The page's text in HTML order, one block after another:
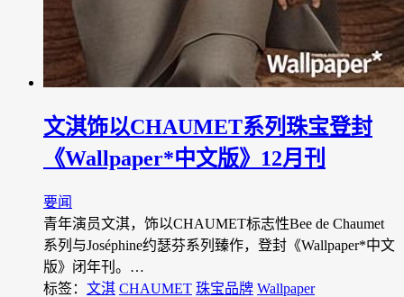
文淇饰以CHAUMET系列珠宝登封
《Wallpaper*中文版》12月刊
要闻
青年演员文淇，饰以CHAUMET标志性Bee de Chaumet
系列与Joséphine约瑟芬系列臻作，登封《Wallpaper*中文
版》闭年刊。…
标签： 文淇 CHAUMET 珠宝品牌 Wallpaper